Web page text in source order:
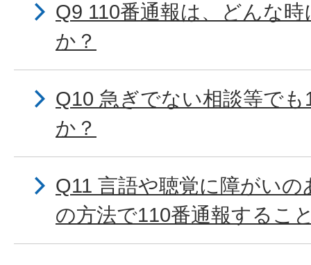
Q9 110番通報は、どんな
か？
Q10 急ぎでない相談等で
か？
Q11 言語や聴覚に障がい
の方法で110番通報するこ